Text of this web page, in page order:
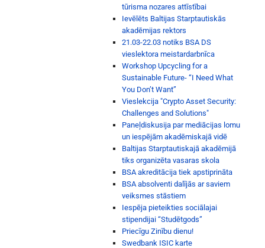
tūrisma nozares attīstībai
Ievēlēts Baltijas Starptautiskās
akadēmijas rektors
21.03-22.03 notiks BSA DS
vieslektora meistardarbnīca
Workshop Upcycling for a
Sustainable Future- “I Need What
You Don’t Want”
Vieslekcija "Crypto Asset Security:
Challenges and Solutions"
Paneļdiskusija par mediācijas lomu
un iespējām akadēmiskajā vidē
Baltijas Starptautiskajā akadēmijā
tiks organizēta vasaras skola
BSA akreditācija tiek apstiprināta
BSA absolventi dalījās ar saviem
veiksmes stāstiem
Iespēja pieteikties sociālajai
stipendijai “Studētgods”
Priecīgu Zinību dienu!
Swedbank ISIC karte